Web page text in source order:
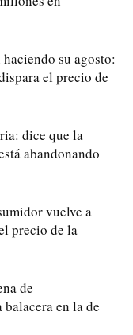
su agosto:
el precio de
dice que la
abandonando
vuelve a
precio de la
de
en la de